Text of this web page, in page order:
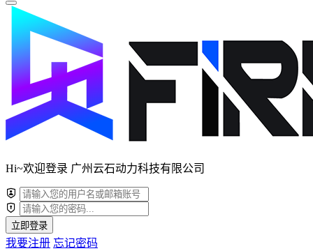
Hi~欢迎登录 广州云石动力科技有限公司
立即登录
我要注册 忘记密码